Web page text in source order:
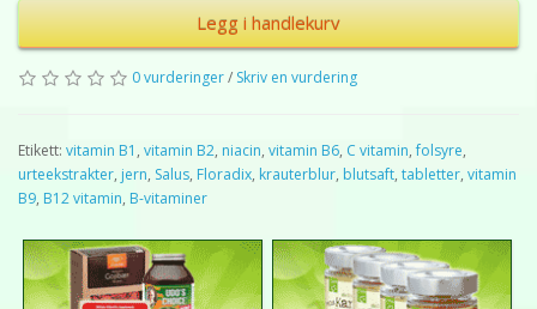
Legg i handlekurv
0 vurderinger/ Skriv en vurdering
Etikett: vitamin B1 , vitamin B2, niacin, vitamin B6, C vitamin,folsyre,
urteekstrakter, jern, Salus, Floradix, krauterblur, blutsaft, tabletter, vitamin
B9, B12 vitamin, B-vitaminer